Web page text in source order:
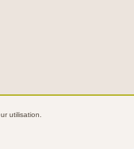
utilisation.